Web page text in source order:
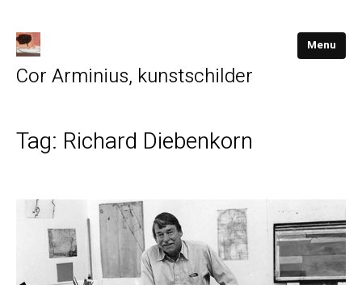
Cor Arminius, kunstschilder
Menu
Tag: Richard Diebenkorn